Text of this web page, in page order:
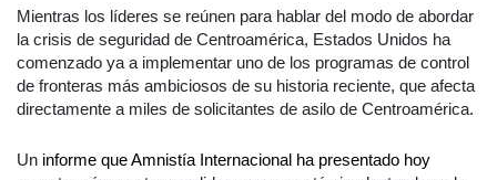
Mientras los líderes se reúnen para hablar del modo de abordar
la crisis de seguridad de Centroamérica, Estados Unidos ha
comenzado ya a implementar uno de los programas de control
de fronteras más ambiciosos de su historia reciente, que afecta
directamente a miles de solicitantes de asilo de Centroamérica.
Un informe que Amnistía Internacional ha presentado hoy